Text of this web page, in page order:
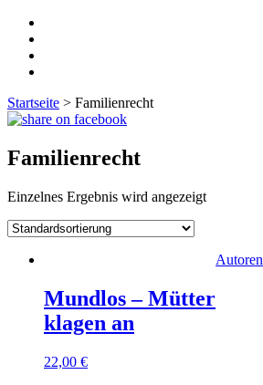
Startseite > Familienrecht
Familienrecht
Einzelnes Ergebnis wird angezeigt
Mundlos – Mütter
klagen an
22,00 €
Autoren